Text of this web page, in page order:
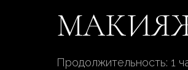
Продолжительность: 1